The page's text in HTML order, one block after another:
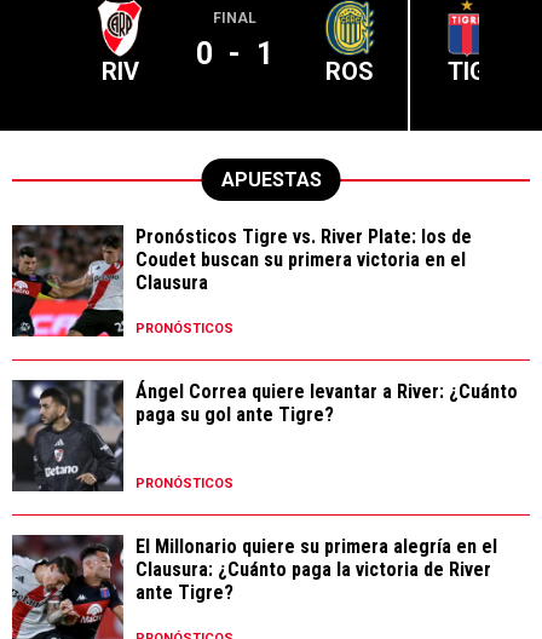
RIV
FINAL
0 - 1 ROS TIG
APUESTAS
Pronósticos Tigre vs. River Plate: los de
Coudet buscan su primera victoria en el
Clausura
PRONÓSTICOS
Ángel Correa quiere levantar a River: ¿Cuánto
paga su gol ante Tigre?
PRONÓSTICOS
El Millonario quiere su primera alegría en el
Clausura: ¿Cuánto paga la victoria de River
ante Tigre?